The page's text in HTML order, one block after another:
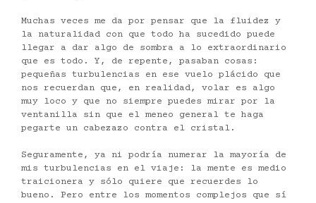
Muchas veces me da por pensar que la fluidez y
la naturalidad con que todo ha sucedido puede
llegar a dar algo de sombra a lo extraordinario
que es todo. Y, de repente, pasaban cosas:
pequeñas turbulencias en ese vuelo plácido que
nos recuerdan que, en realidad, volar es algo
muy loco y que no siempre puedes mirar por la
ventanilla sin que el meneo general te haga
pegarte un cabezazo contra el cristal.
Seguramente, ya ni podría numerar la mayoría de
mis turbulencias en el viaje: la mente es medio
traicionera y sólo quiere que recuerdes lo
bueno. Pero entre los momentos complejos que sí